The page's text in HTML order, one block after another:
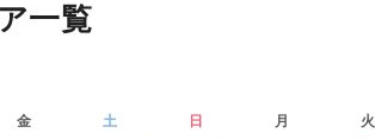
一覧
金 土 日 月 火